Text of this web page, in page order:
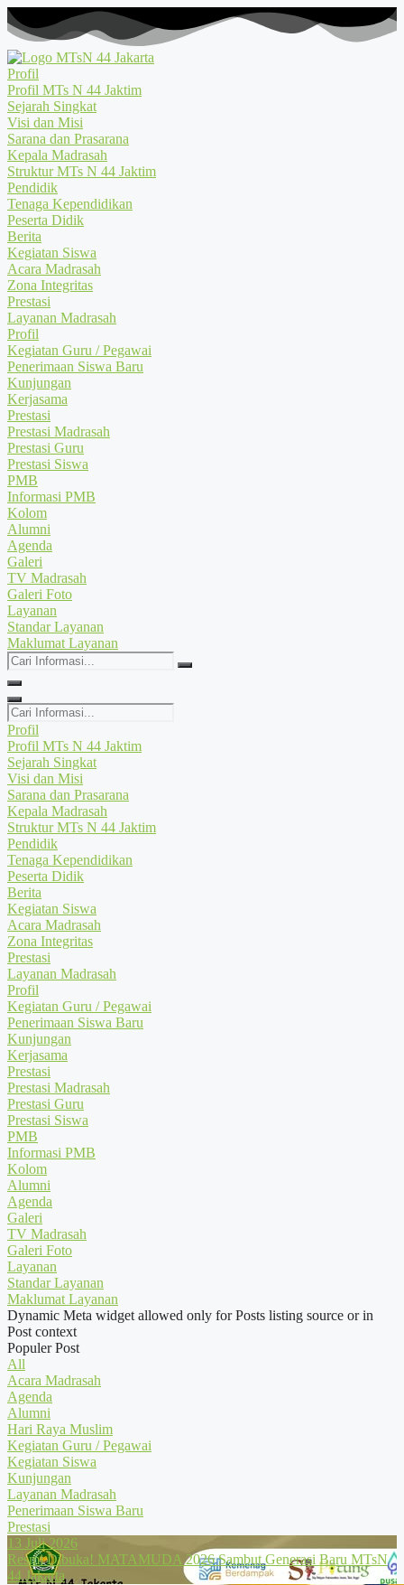
Profil
Profil MTs N 44 Jaktim
Sejarah Singkat
Visi dan Misi
Sarana dan Prasarana
Kepala Madrasah
Struktur MTs N 44 Jaktim
Pendidik
Tenaga Kependidikan
Peserta Didik
Berita
Kegiatan Siswa
Acara Madrasah
Zona Integritas
Prestasi
Layanan Madrasah
Profil
Kegiatan Guru / Pegawai
Penerimaan Siswa Baru
Kunjungan
Kerjasama
Prestasi
Prestasi Madrasah
Prestasi Guru
Prestasi Siswa
PMB
Informasi PMB
Kolom
Alumni
Agenda
Galeri
TV Madrasah
Galeri Foto
Layanan
Standar Layanan
Maklumat Layanan
Cari
Informasi...
Cari
Informasi...
Profil
Profil MTs N 44 Jaktim
Sejarah Singkat
Visi dan Misi
Sarana dan Prasarana
Kepala Madrasah
Struktur MTs N 44 Jaktim
Pendidik
Tenaga Kependidikan
Peserta Didik
Berita
Kegiatan Siswa
Acara Madrasah
Zona Integritas
Prestasi
Layanan Madrasah
Profil
Kegiatan Guru / Pegawai
Penerimaan Siswa Baru
Kunjungan
Kerjasama
Prestasi
Prestasi Madrasah
Prestasi Guru
Prestasi Siswa
PMB
Informasi PMB
Kolom
Alumni
Agenda
Galeri
TV Madrasah
Galeri Foto
Layanan
Standar Layanan
Maklumat Layanan
Dynamic Meta widget allowed only for Posts listing source or in
Post context
Populer Post
All
Acara Madrasah
Agenda
Alumni
Hari Raya Muslim
Kegiatan Guru / Pegawai
Kegiatan Siswa
Kunjungan
Layanan Madrasah
Penerimaan Siswa Baru
Prestasi
13 Juli 2026
Resmi Dibuka! MATAMUDA 2026 Sambut Generasi Baru MTsN
44 Jakarta